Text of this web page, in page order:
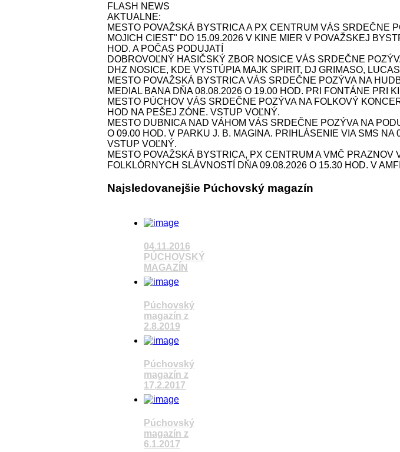
FLASH NEWS
AKTUALNE:
MESTO POVAŽSKÁ BYSTRICA A PX CENTRUM VÁS SRDEČNE
MOJICH CIEST" DO 15.09.2026 V KINE MIER V POVAŽSKEJ
HOD. A POČAS PODUJATÍ
DOBROVOĽNÝ HASIČSKÝ ZBOR NOSICE VÁS SRDEČNE
DHZ NOSICE, KDE VYSTÚPIA MAJK SPIRIT, DJ GRIMASO,
MESTO POVAŽSKÁ BYSTRICA VÁS SRDEČNE POZÝVA NA
MEDIAL BANA DŇA 08.08.2026 O 19.00 HOD. PRI FONTÁNE PRI
MESTO PÚCHOV VÁS SRDEČNE POZÝVA NA FOLKOVÝ
HOD NA PEŠEJ ZÓNE. VSTUP VOĽNÝ.
MESTO DUBNICA NAD VÁHOM VÁS SRDEČNE POZÝVA NA
O 09.00 HOD. V PARKU J. B. MAGINA. PRIHLÁSENIE VIA SMS
VSTUP VOĽNÝ.
MESTO POVAŽSKÁ BYSTRICA, PX CENTRUM A VMČ
FOLKLÓRNYCH SLÁVNOSTÍ DŇA 09.08.2026 O 15.30 HOD. V
Najsledovanejšie Púchovský magazín
04.11.2016
PÚCHOVSKÝ
MAGAZÍN
Púchovský
magazín z
2.8.2019
Púchovský
magazín z
17.2.2017
Púchovský
magazín z
6.1.2017